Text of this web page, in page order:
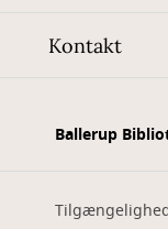
Kontakt
Ballerup